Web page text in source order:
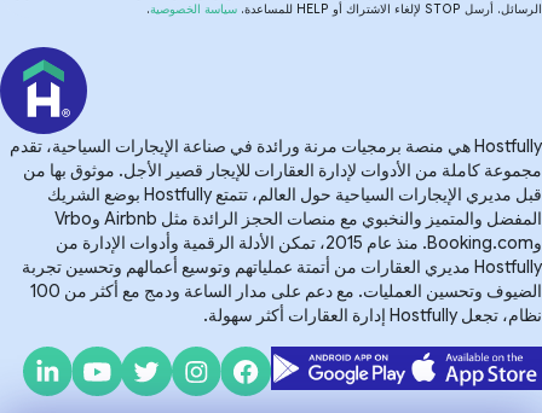
الرسائل. أرسل STOP لإلغاء الاشتراك أو HELP للمساعدة.
سياسة الخصوصية.
Hostfully هي منصة برمجيات مرنة ورائدة في صناعة الإيجارات السياحية، تقدم
مجموعة كاملة من الأدوات لإدارة العقارات للإيجار قصير الأجل. موثوق بها من
قبل مديري الإيجارات السياحية حول العالم، تتمتع Hostfully بوضع الشريك
المفضل والمتميز والنخبوي مع منصات الحجز الرائدة مثل Airbnb وVrbo
وBooking.com. منذ عام 2015، تمكن الأدلة الرقمية وأدوات الإدارة من
Hostfully مديري العقارات من أتمتة عملياتهم وتوسيع أعمالهم وتحسين تجربة
الضيوف وتحسين العمليات. مع دعم على مدار الساعة ودمج مع أكثر من 100
نظام، تجعل Hostfully إدارة العقارات أكثر سهولة.